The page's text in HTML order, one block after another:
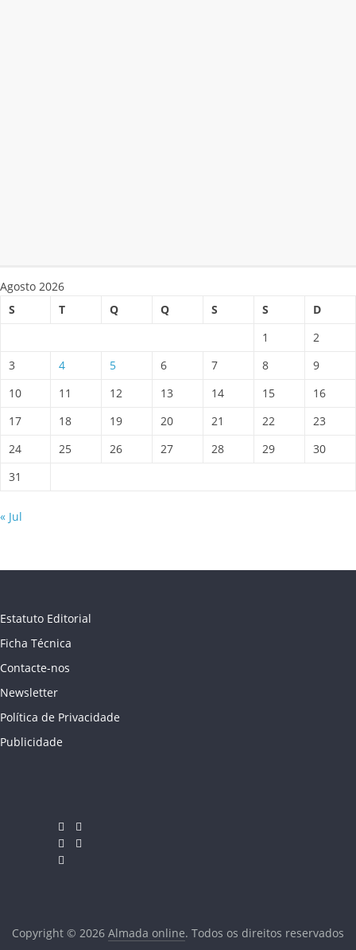
Agosto 2026
S
T Q Q S S
D
1
2
3
4 5 6 7 8
9
10
11 12 13 14 15
16
17
18 19 20 21 22
23
24
25 26 27 28 29
30
31
« Jul
Estatuto Editorial
Ficha Técnica
Contacte-nos
Newsletter
Política de Privacidade
Publicidade
Copyright © 2026 Almada online. Todos os direitos reservados